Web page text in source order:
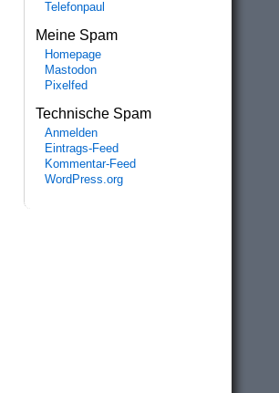
Telefonpaul
Meine Spam
Homepage
Mastodon
Pixelfed
Technische Spam
Anmelden
Eintrags-Feed
Kommentar-Feed
WordPress.org